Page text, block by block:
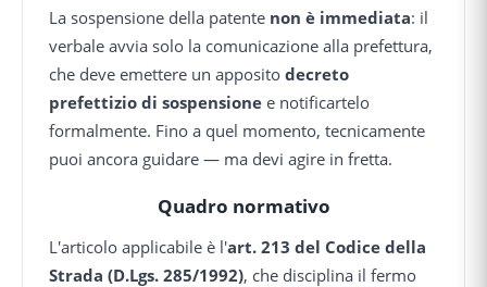
La sospensione della patente non è immediata: il
verbale avvia solo la comunicazione alla prefettura,
che deve emettere un apposito decreto
prefettizio di sospensione e notificartelo
formalmente. Fino a quel momento, tecnicamente
puoi ancora guidare — ma devi agire in fretta.
Quadro normativo
L'articolo applicabile è l'art. 213 del Codice della
Strada (D.Lgs. 285/1992), che disciplina il fermo